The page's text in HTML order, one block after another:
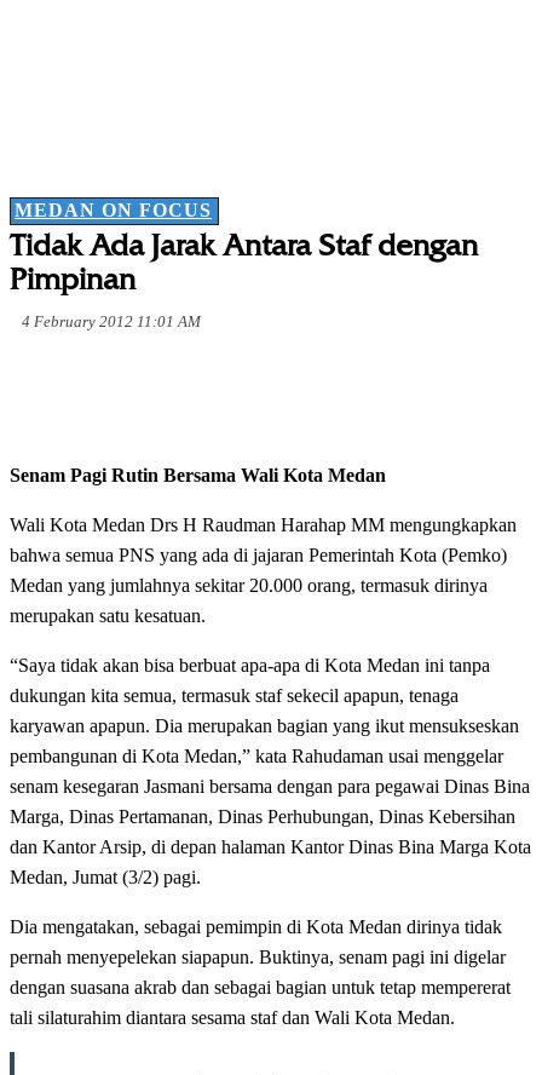
MEDAN ON FOCUS
Tidak Ada Jarak Antara Staf dengan
Pimpinan
4 February 2012 11:01 AM
Senam Pagi Rutin Bersama Wali Kota Medan
Wali Kota Medan Drs H Raudman Harahap MM mengungkapkan
bahwa semua PNS yang ada di jajaran Pemerintah Kota (Pemko)
Medan yang jumlahnya sekitar 20.000 orang, termasuk dirinya
merupakan satu kesatuan.
“Saya tidak akan bisa berbuat apa-apa di Kota Medan ini tanpa
dukungan kita semua, termasuk staf sekecil apapun, tenaga
karyawan apapun. Dia merupakan bagian yang ikut mensukseskan
pembangunan di Kota Medan,” kata Rahudaman usai menggelar
senam kesegaran Jasmani bersama dengan para pegawai Dinas Bina
Marga, Dinas Pertamanan, Dinas Perhubungan, Dinas Kebersihan
dan Kantor Arsip, di depan halaman Kantor Dinas Bina Marga Kota
Medan, Jumat (3/2) pagi.
Dia mengatakan, sebagai pemimpin di Kota Medan dirinya tidak
pernah menyepelekan siapapun. Buktinya, senam pagi ini digelar
dengan suasana akrab dan sebagai bagian untuk tetap mempererat
tali silaturahim diantara sesama staf dan Wali Kota Medan.